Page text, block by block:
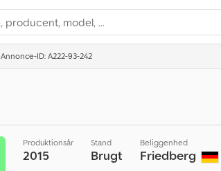
Annonce-ID: A222-93-242
Produktionsår
2015
Stand
Brugt
Beliggenhed
Friedberg